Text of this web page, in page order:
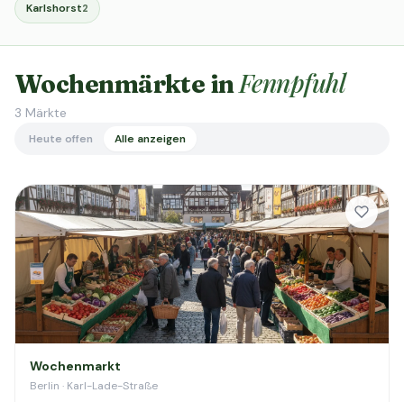
Karlshorst2
Wochenmärkte inFennpfuhl
3 Märkte
Heute offen Alle anzeigen
Wochenmarkt
Berlin · Karl-Lade-Straße